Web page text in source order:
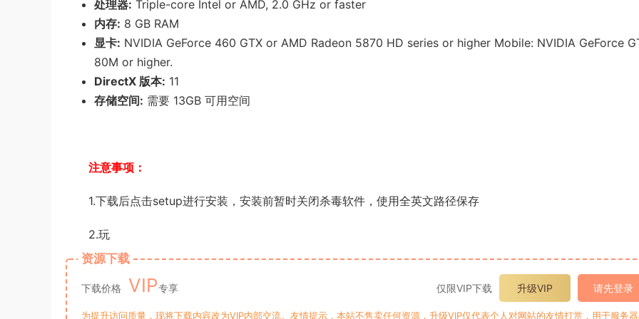
处理器: Triple-core Intel or AMD, 2.0 GHz or faster
内存: 8 GB RAM
显卡: NVIDIA GeForce 460 GTX or AMD Radeon 5870 HD series or higher Mobile: NVIDIA GeForce
80M or higher.
DirectX 版本: 11
存储空间: 需要 13GB 可用空间
注意事项：
1.下载后点击setup进行安装，安装前暂时关闭杀毒软件，使用全英文路径保存
2.玩
资源下载
下载价格 VIP专享 仅限VIP下载 升级VIP 请先登录
为提升访问质量，现将下载内容改为VIP内部交流。友情提示，本站不售卖任何资源，升级VIP仅代表个人对网站的友情打赏，用于服务